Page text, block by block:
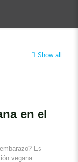
Show all
en el
Es
vegana